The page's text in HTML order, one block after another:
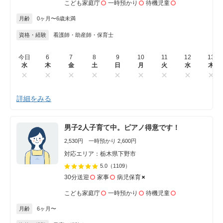
こども家庭庁 一時預かり 待機児童
月齢 0ヶ月〜6歳未満
資格・経験 看護師・助産師・保育士
今日
水
6
木
7
金
8
土
9
日
10
月
11
火
12
水
13
木
詳細をみる
男子2人子育て中。ピアノ得意です！
2,530円 一時預かり 2,600円
対応エリア：栃木県下野市
5.0 （1109）
30分送迎 家事 病児保育
こども家庭庁 一時預かり 待機児童
月齢 6ヶ月〜